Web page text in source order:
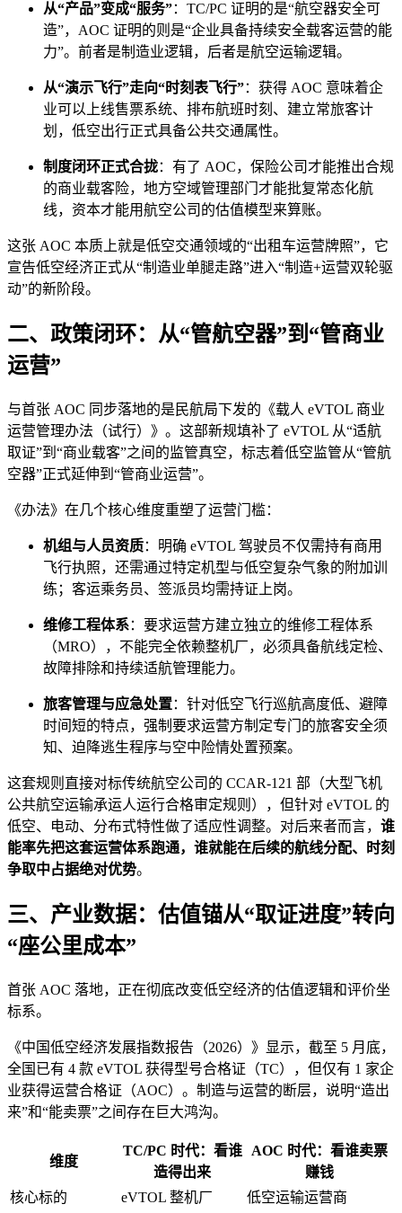
从“产品”变成“服务”：TC/PC 证明的是“航空器安全可
造”，AOC 证明的则是“企业具备持续安全载客运营的能
力”。前者是制造业逻辑，后者是航空运输逻辑。
从“演示飞行”走向“时刻表飞行”：获得 AOC 意味着企
业可以上线售票系统、排布航班时刻、建立常旅客计
划，低空出行正式具备公共交通属性。
制度闭环正式合拢：有了 AOC，保险公司才能推出合规
的商业载客险，地方空域管理部门才能批复常态化航
线，资本才能用航空公司的估值模型来算账。
这张 AOC 本质上就是低空交通领域的“出租车运营牌照”，它
宣告低空经济正式从“制造业单腿走路”进入“制造+运营双轮驱
动”的新阶段。
二、政策闭环：从“管航空器”到“管商业
运营”
与首张 AOC 同步落地的是民航局下发的《载人 eVTOL 商业
运营管理办法（试行）》。这部新规填补了 eVTOL 从“适航
取证”到“商业载客”之间的监管真空，标志着低空监管从“管航
空器”正式延伸到“管商业运营”。
《办法》在几个核心维度重塑了运营门槛：
机组与人员资质：明确 eVTOL 驾驶员不仅需持有商用
飞行执照，还需通过特定机型与低空复杂气象的附加训
练；客运乘务员、签派员均需持证上岗。
维修工程体系：要求运营方建立独立的维修工程体系
（MRO），不能完全依赖整机厂，必须具备航线定检、
故障排除和持续适航管理能力。
旅客管理与应急处置：针对低空飞行巡航高度低、避障
时间短的特点，强制要求运营方制定专门的旅客安全须
知、迫降逃生程序与空中险情处置预案。
这套规则直接对标传统航空公司的 CCAR-121 部（大型飞机
公共航空运输承运人运行合格审定规则），但针对 eVTOL 的
低空、电动、分布式特性做了适应性调整。对后来者而言， 谁
能率先把这套运营体系跑通，谁就能在后续的航线分配、时刻
争取中占据绝对优势。
三、产业数据：估值锚从“取证进度”转向
“座公里成本”
首张 AOC 落地，正在彻底改变低空经济的估值逻辑和评价坐
标系。
《中国低空经济发展指数报告（2026）》显示，截至 5 月底，
全国已有 4 款 eVTOL 获得型号合格证（TC），但仅有 1 家企
业获得运营合格证（AOC）。制造与运营的断层，说明“造出
来”和“能卖票”之间存在巨大鸿沟。
维度
TC/PC 时代：看谁
造得出来
AOC 时代：看谁卖票
赚钱
核心标的
eVTOL 整机厂 低空运输运营商